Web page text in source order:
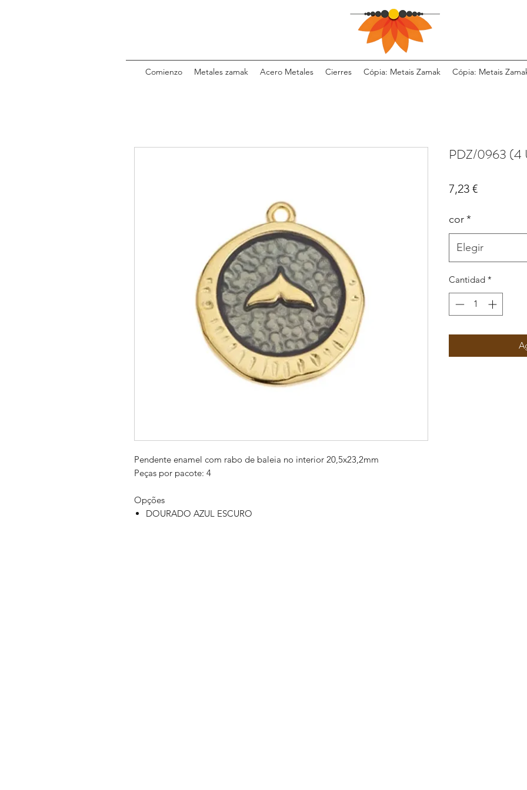
Comienzo Metales zamak Acero Metales Cierres Cópia: Metais Zamak Cópia: Metais
Pendente enamel com rabo de baleia no interior 20,5x23,2mm
Peças por pacote: 4
Opções
DOURADO AZUL ESCURO
PDZ/0963 (4
7,23 €Precio
cor*
Elegir
Cantidad *